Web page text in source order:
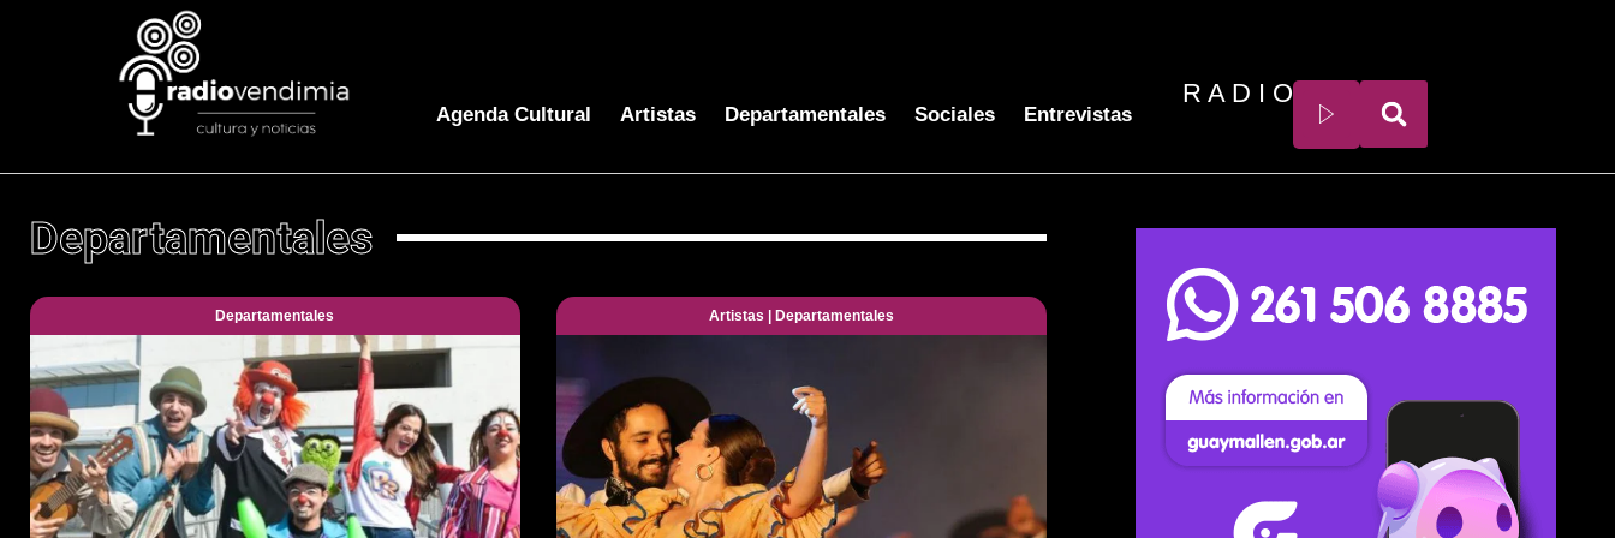
Agenda Cultural Artistas Departamentales Sociales Entrevistas
R A D I O
Departamentales
Departamentales Artistas Departamentales